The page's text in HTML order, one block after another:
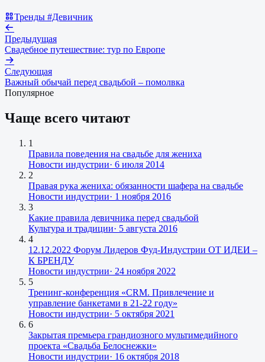
Тренды #Девичник
Предыдущая
Свадебное путешествие: тур по Европе
Следующая
Важный обычай перед свадьбой – помолвка
Популярное
Чаще всего читают
1
Правила поведения на свадьбе для жениха
Новости индустрии· 6 июля 2014
2
Правая рука жениха: обязанности шафера на свадьбе
Новости индустрии· 1 ноября 2016
3
Какие правила девичника перед свадьбой
Культура и традиции· 5 августа 2016
4
12.12.2022 Форум Лидеров Фуд-Индустрии ОТ ИДЕИ –
К БРЕНДУ
Новости индустрии· 24 ноября 2022
5
Тренинг-конференция «CRM. Привлечение и
управление банкетами в 21-22 году»
Новости индустрии· 5 октября 2021
6
Закрытая премьера грандиозного мультимедийного
проекта «Свадьба Белоснежки»
Новости индустрии· 16 октября 2018